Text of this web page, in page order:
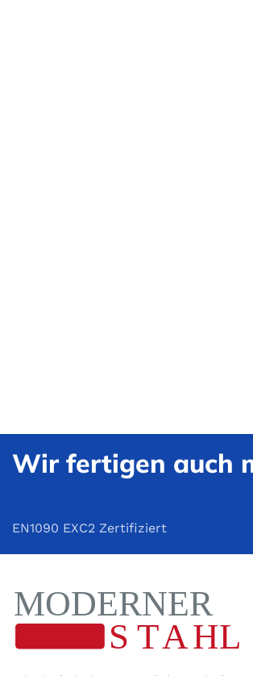
Wir fertigen auch
EN1090 EXC2 Zertifiziert